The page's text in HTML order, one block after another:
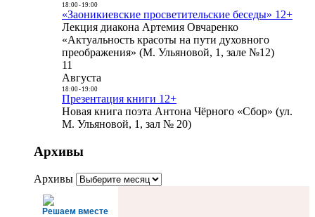
18:00- 19:00
«Заоникиевские просветительские беседы» 12+
Лекция диакона Артемия Овчаренко
«Актуальность красоты на пути духовного
преображения» (М. Ульяновой, 1, зале №12)
11
Августа
18:00- 19:00
Презентация книги 12+
Новая книга поэта Антона Чёрного «Сбор» (ул.
М. Ульяновой, 1, зал № 20)
Архивы
Архивы
Решаем вместе